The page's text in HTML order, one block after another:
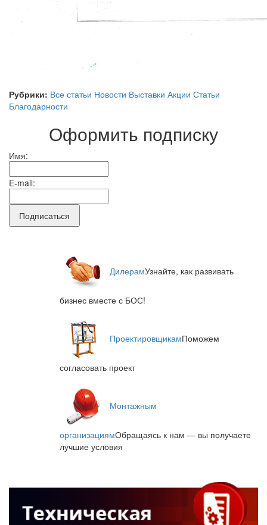
Рубрики: Все статьи Новости Выставки Акции Статьи
Благодарности
Оформить подписку
Имя:
E-mail:
ДилерамУзнайте, как развивать
бизнес вместе с БОС!
ПроектировщикамПоможем
согласовать проект
Монтажным
организациямОбращаясь к нам — вы получаете
лучшие условия